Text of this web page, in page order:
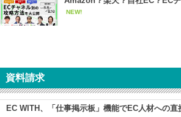
NEW!
資料請求
EC WITH、「仕事掲示板」機能でEC人材への直